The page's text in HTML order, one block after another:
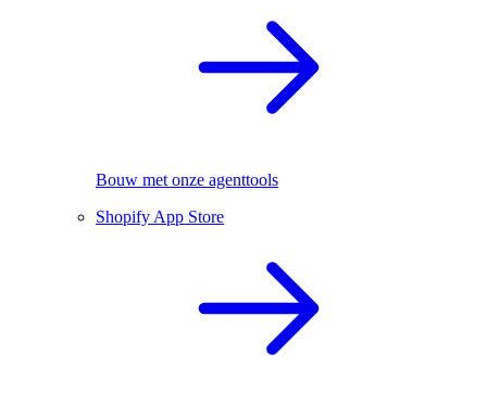
Bouw met onze agenttools
Shopify App Store